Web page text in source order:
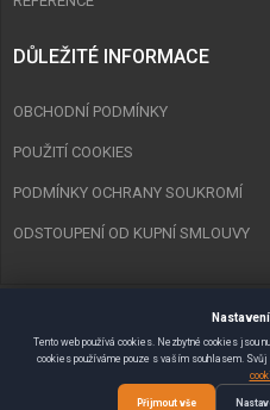
DŮLEŽITÉ INFORMACE
OBCHODNÍ PODMÍNKY
POUŽITÍ COOKIES
PODMÍNKY OCHRANY SOUKROMÍ
ODSTOUPENÍ OD KUPNÍ SMLOUVY
Copyright © 2023 Spurt Zlín s.r.o.
VytvořilSEMAKIN.CZ:: E-shopy & Weby
Tento web používá cookies. Nezbytné cookies jsou
cookies používáme pouze s vaším souhlasem.
Přijmout vše